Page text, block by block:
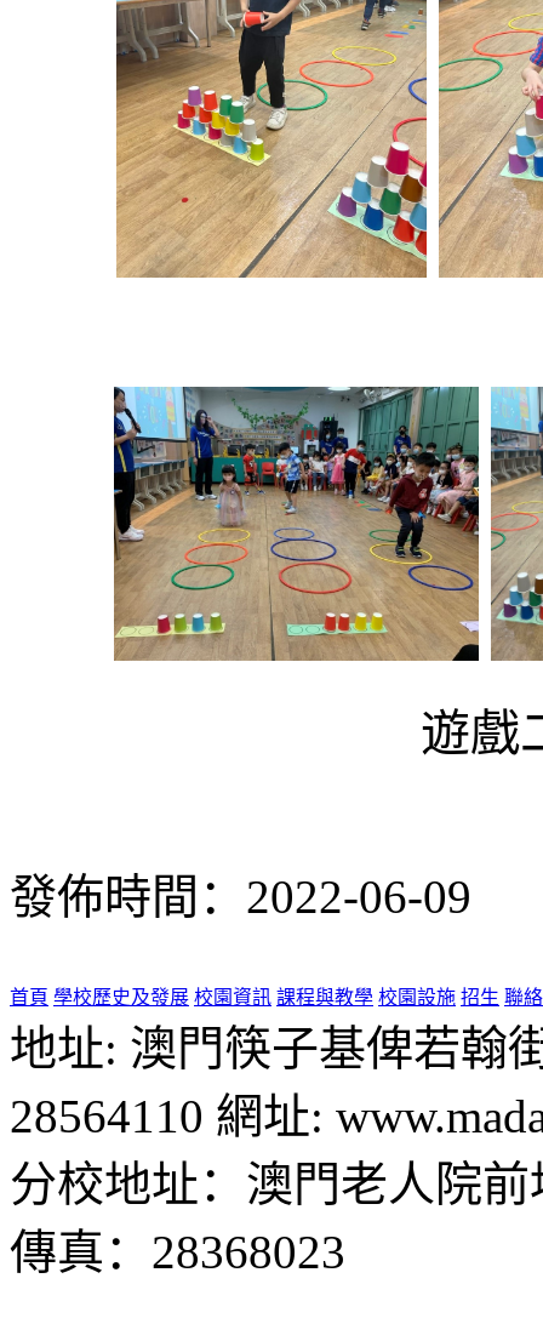
遊戲
發佈時間：2022-06-09
首頁 學校歷史及發展 校園資訊 課程與教學 校園設施 招生 聯
地址: 澳門筷子基俾若翰
28564110 網址:
分校地址：澳門老人院
傳真：28368023